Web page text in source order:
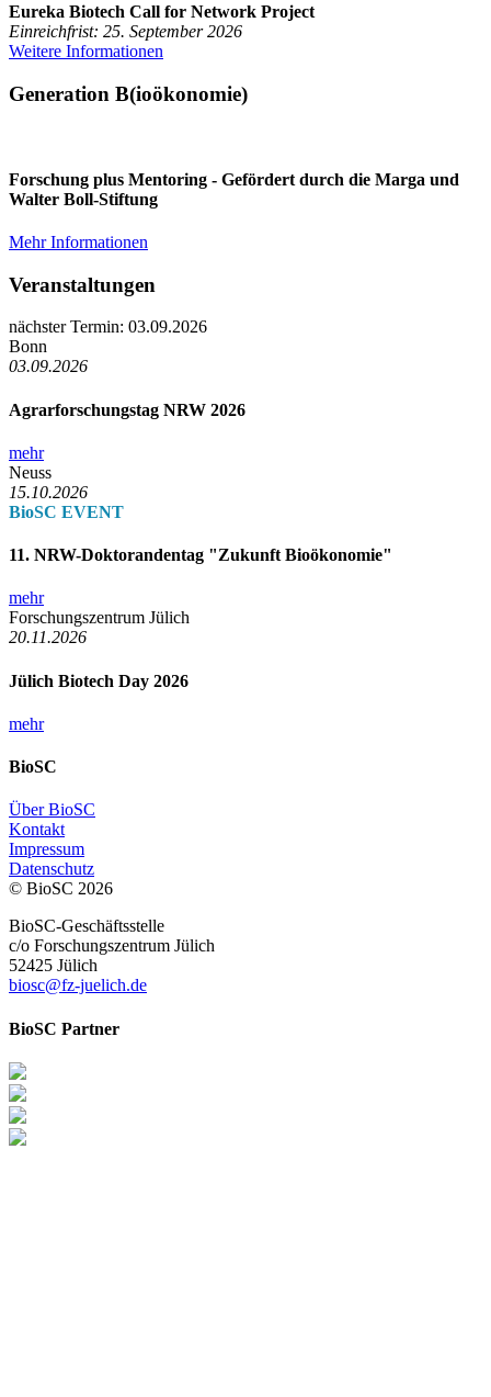
Eureka Biotech Call for Network Project
Einreichfrist: 25. September 2026
Weitere Informationen
Generation B(ioökonomie)
Forschung plus Mentoring - Gefördert durch die Marga und
Walter Boll-Stiftung
Mehr Informationen
Veranstaltungen
nächster Termin: 03.09.2026
Bonn
03.09.2026
Agrarforschungstag NRW 2026
mehr
Neuss
15.10.2026
BioSC EVENT
11. NRW-Doktorandentag "Zukunft Bioökonomie"
mehr
Forschungszentrum Jülich
20.11.2026
Jülich Biotech Day 2026
mehr
BioSC
Über BioSC
Kontakt
Impressum
Datenschutz
© BioSC 2026
BioSC-Geschäftsstelle
c/o Forschungszentrum Jülich
52425 Jülich
biosc@fz-juelich.de
BioSC Partner